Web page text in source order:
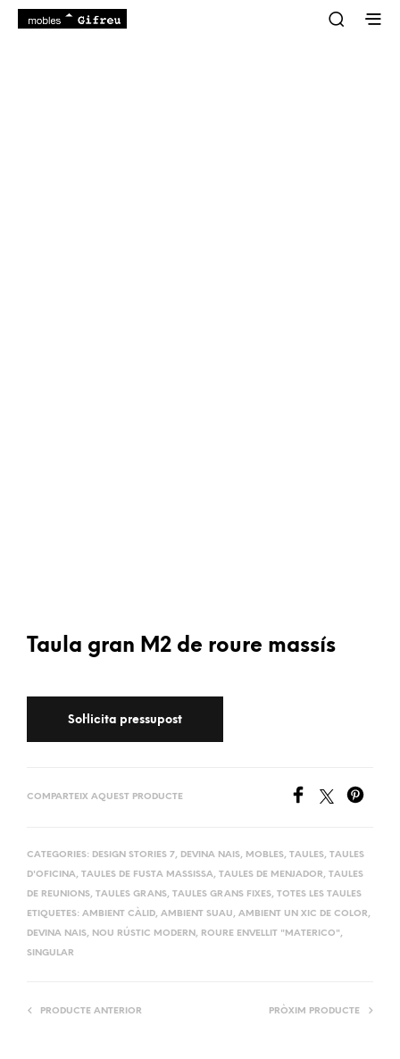
Taula gran M2 de roure massís
COMPARTEIX AQUEST PRODUCTE
CATEGORIES: DESIGN STORIES 7, DEVINA NAIS, MOBLES, TAULES, TAULES
D'OFICINA, TAULES DE FUSTA MASSISSA, TAULES DE MENJADOR, TAULES
DE REUNIONS, TAULES GRANS, TAULES GRANS FIXES, TOTES LES TAULES
ETIQUETES: AMBIENT CÀLID, AMBIENT SUAU, AMBIENT UN XIC DE COLOR,
DEVINA NAIS, NOU RÚSTIC MODERN , ROURE ENVELLIT "MATERICO",
SINGULAR
PRODUCTE ANTERIOR PRÒXIM PRODUCTE